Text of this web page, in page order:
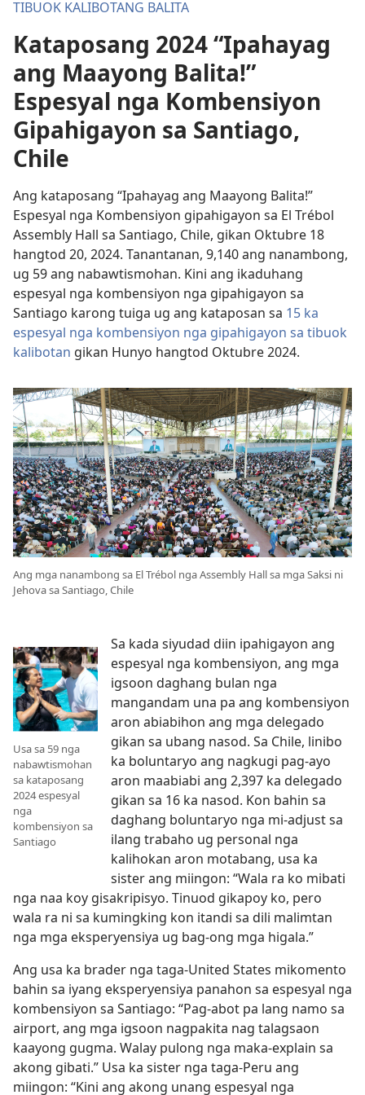
TIBUOK KALIBOTANG BALITA
Kataposang 2024 “Ipahayag
ang Maayong Balita!”
Espesyal nga Kombensiyon
Gipahigayon sa Santiago,
Chile
Ang kataposang “Ipahayag ang Maayong Balita!”
Espesyal nga Kombensiyon gipahigayon sa El Trébol
Assembly Hall sa Santiago, Chile, gikan Oktubre 18
hangtod 20, 2024. Tanantanan, 9,140 ang nanambong,
ug 59 ang nabawtismohan. Kini ang ikaduhang
espesyal nga kombensiyon nga gipahigayon sa
Santiago karong tuiga ug ang kataposan sa 15 ka
espesyal nga kombensiyon nga gipahigayon sa tibuok
kalibotan gikan Hunyo hangtod Oktubre 2024.
Ang mga nanambong sa El Trébol nga Assembly Hall sa mga Saksi ni
Jehova sa Santiago, Chile
Usa sa 59 nga
nabawtismohan
sa kataposang
2024 espesyal
nga
kombensiyon sa
Santiago
Sa kada siyudad diin ipahigayon ang
espesyal nga kombensiyon, ang mga
igsoon daghang bulan nga
mangandam una pa ang kombensiyon
aron abiabihon ang mga delegado
gikan sa ubang nasod. Sa Chile, linibo
ka boluntaryo ang nagkugi pag-ayo
aron maabiabi ang 2,397 ka delegado
gikan sa 16 ka nasod. Kon bahin sa
daghang boluntaryo nga mi-adjust sa
ilang trabaho ug personal nga
kalihokan aron motabang, usa ka
sister ang miingon: “Wala ra ko mibati
nga naa koy gisakripisyo. Tinuod gikapoy ko, pero
wala ra ni sa kumingking kon itandi sa dili malimtan
nga mga eksperyensiya ug bag-ong mga higala.”
Ang usa ka brader nga taga-United States mikomento
bahin sa iyang eksperyensiya panahon sa espesyal nga
kombensiyon sa Santiago: “Pag-abot pa lang namo sa
airport, ang mga igsoon nagpakita nag talagsaon
kaayong gugma. Walay pulong nga maka-explain sa
akong gibati.” Usa ka sister nga taga-Peru ang
miingon: “Kini ang akong unang espesyal nga